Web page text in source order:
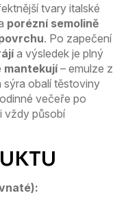
tvary italské
porézní semolině
. Po zapečení
a výsledek je plný
mantekují– emulze z
obalí těstoviny
večeře po
vždy působí